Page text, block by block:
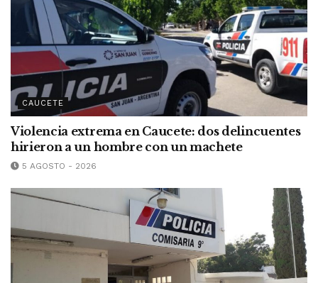
CAUCETE
Violencia extrema en Caucete: dos delincuentes
hirieron a un hombre con un machete
5 AGOSTO - 2026